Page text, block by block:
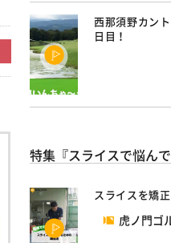
西那須野カン
日目！
特集『スライスで悩んで
スライスを矯
虎ノ門ゴ